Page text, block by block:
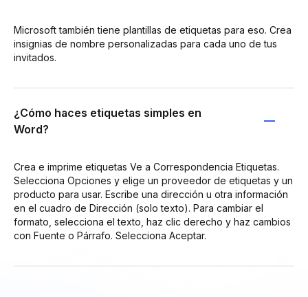
Microsoft también tiene plantillas de etiquetas para eso. Crea
insignias de nombre personalizadas para cada uno de tus
invitados.
¿Cómo haces etiquetas simples en
Word?
Crea e imprime etiquetas Ve a Correspondencia Etiquetas.
Selecciona Opciones y elige un proveedor de etiquetas y un
producto para usar. Escribe una dirección u otra información
en el cuadro de Dirección (solo texto). Para cambiar el
formato, selecciona el texto, haz clic derecho y haz cambios
con Fuente o Párrafo. Selecciona Aceptar.